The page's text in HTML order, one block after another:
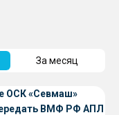
За месяц
ОСК «Севмаш»
ВМФ РФ АПЛ